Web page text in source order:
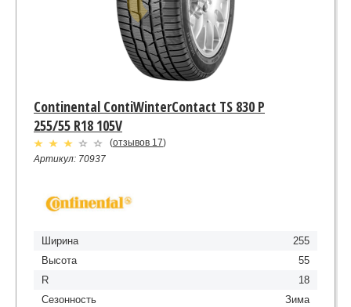
Continental ContiWinterContact TS 830 P
255/55 R18 105V
(отзывов 17)
Артикул: 70937
Ширина
255
Высота
55
R
18
Сезонность
Зима